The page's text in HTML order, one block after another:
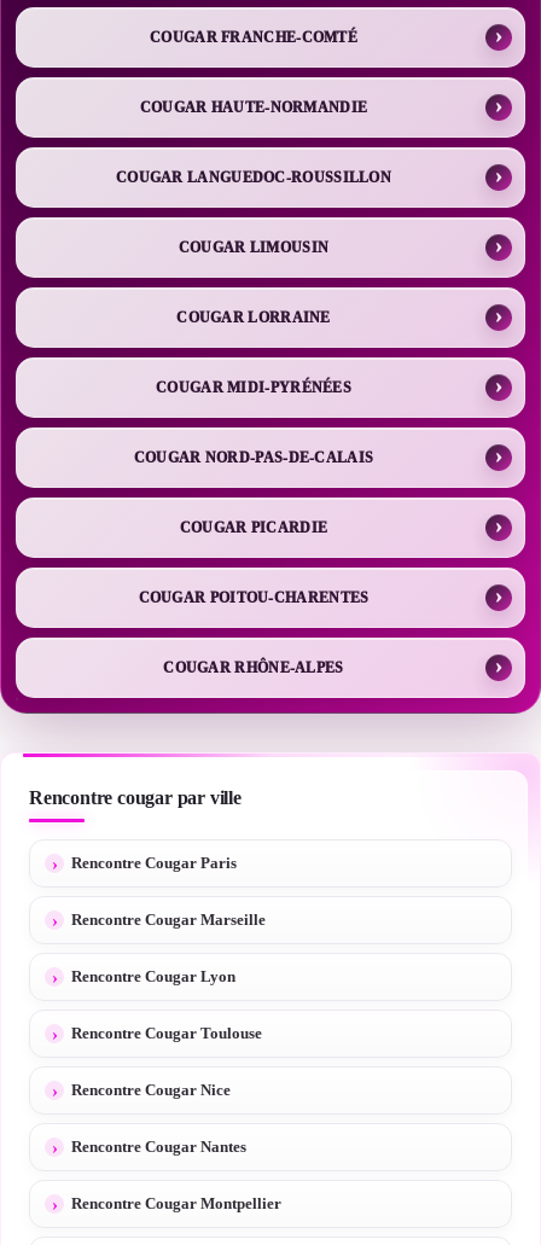
COUGAR FRANCHE-COMTÉ
COUGAR HAUTE-NORMANDIE
COUGAR LANGUEDOC-ROUSSILLON
COUGAR LIMOUSIN
COUGAR LORRAINE
COUGAR MIDI-PYRÉNÉES
COUGAR NORD-PAS-DE-CALAIS
COUGAR PICARDIE
COUGAR POITOU-CHARENTES
COUGAR RHÔNE-ALPES
Rencontre cougar par ville
Rencontre Cougar Paris
Rencontre Cougar Marseille
Rencontre Cougar Lyon
Rencontre Cougar Toulouse
Rencontre Cougar Nice
Rencontre Cougar Nantes
Rencontre Cougar Montpellier